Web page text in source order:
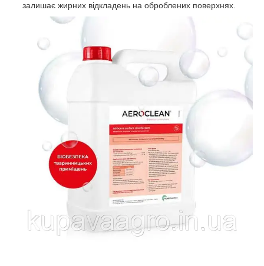
залишає жирних відкладень на оброблених поверхнях.